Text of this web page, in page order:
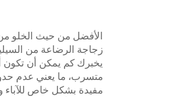
يخبرك كم يمكن أن تكون
متسرب، ما يعني عدم
مفيدة بشكل خاص للآباء